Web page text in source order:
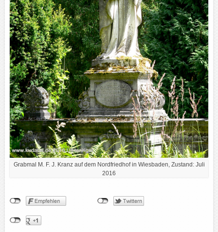
Grabmal M. F. J. Kranz auf dem Nordfriedhof in Wiesbaden, Zustand: Juli
2016